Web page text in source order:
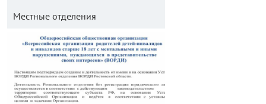
Местные отделения